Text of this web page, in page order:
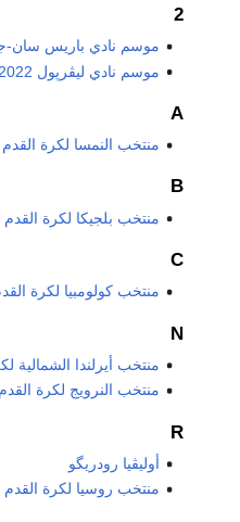
2
موسم نادي باريس سان-جرمان
موسم نادي ليڤرپول 2022-2023
A
منتخب النمسا لكرة القدم
B
منتخب بلجيكا لكرة القدم
C
منتخب كولومبيا لكرة
N
منتخب أيرلندا الشمالية
منتخب النرويج لكرة القدم
R
أوليڤيا رودريگو
منتخب روسيا لكرة القدم